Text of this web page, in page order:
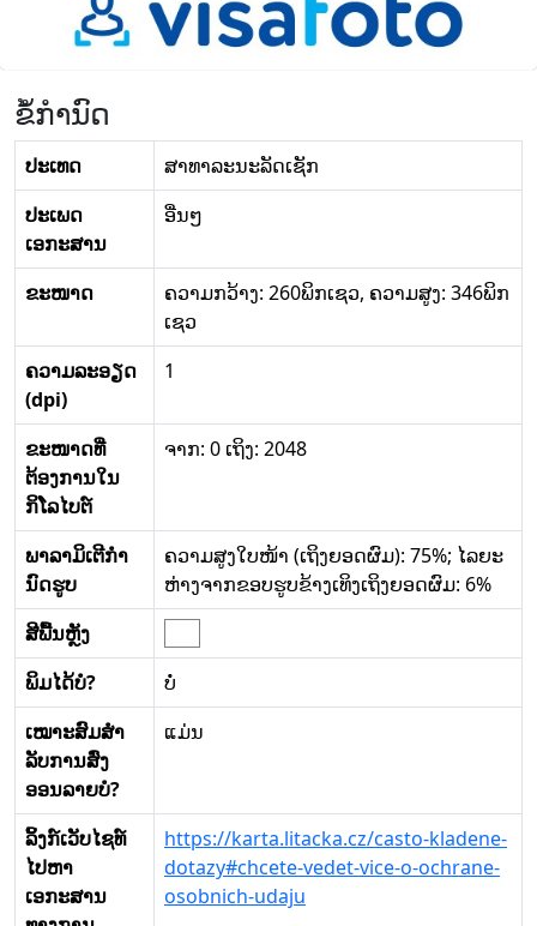
ຂໍ້ກໍານົດ
ປະເທດ
ສາ​ທາ​ລະ​ນະ​ລັດ​ເຊັກ
ປະເພດ
ເອກະສານ
ອື່ນໆ
ຂະໜາດ
ຄວາມກວ້າງ: 260ພິກເຊວ, ຄວາມສູງ: 346ພິກ
ເຊວ
ຄວາມລະອຽດ
(dpi)
1
ຂະໜາດທີ່
ຕ້ອງການໃນ
ກິໂລໄບຕ໌
ຈາກ: 0 ເຖິງ: 2048
ພາລາມິເຕີກໍາ
ນົດຮູບ
ຄວາມສູງໃບໜ້າ (ເຖິງຍອດຜົມ): 75%; ໄລຍະ
ຫ່າງຈາກຂອບຮູບຂ້າງເທິງເຖິງຍອດຜົມ: 6%
ສີພື້ນຫຼັງ
ພິມໄດ້ບໍ?
ບໍ່
ເໝາະສົມສໍາ
ລັບການສົ່ງ
ອອນລາຍບໍ?
ແມ່ນ
ລິ້ງກ໌ເວັບໄຊທ໌
ໄປຫາ
ເອກະສານ
https://karta.litacka.cz/casto-kladene-
dotazy#chcete-vedet-vice-o-ochrane-
osobnich-udaju